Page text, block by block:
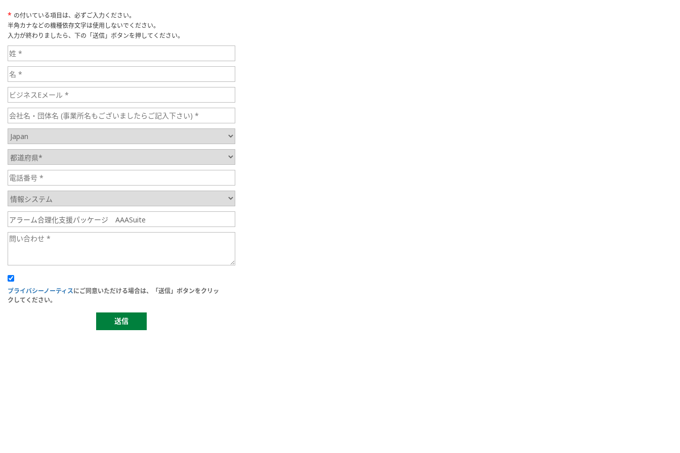
* の付いている項目は、必ずご入力ください。
半角カナなどの機種依存文字は使用しないでください。
入力が終わりましたら、下の「送信」ボタンを押してください。
プライバシーノーティスにご同意いただける場合は、「送信」ボタンをクリッ
クしてください。
送信